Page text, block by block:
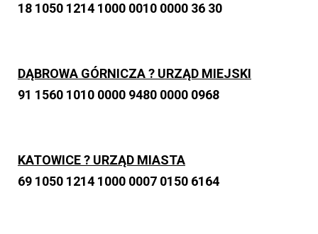
18 1050 1214 1000 0010 0000 36 30
DĄBROWA GÓRNICZA ? URZĄD MIEJSKI
91 1560 1010 0000 9480 0000 0968
KATOWICE ? URZĄD MIASTA
69 1050 1214 1000 0007 0150 6164